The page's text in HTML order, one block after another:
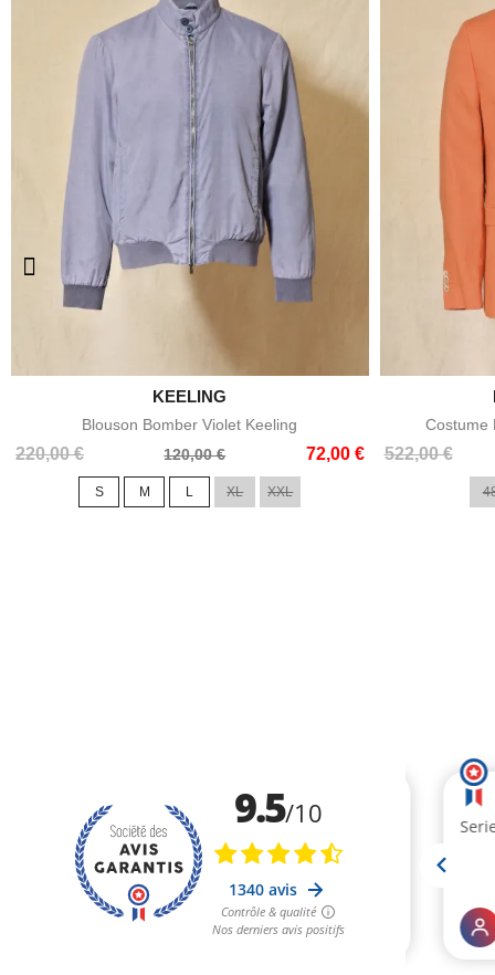
Aperçu rapide
KEELING
Blouson Bomber Violet Keeling
220,00 €
Prix
120,00 € 72,00 €
Prix
S M L XL XXL
Costume
522,00 €
Prix
Prix